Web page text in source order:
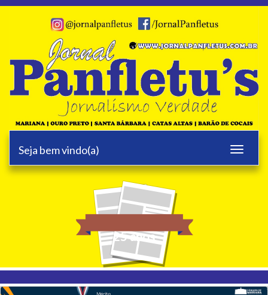
Toggle
Seja bem vindo(a)
25 anos